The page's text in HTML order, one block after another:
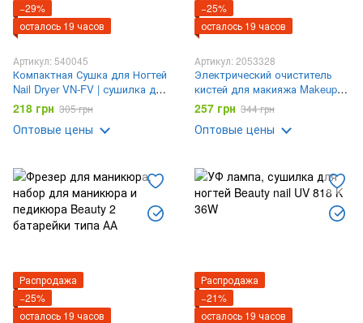
−29%
осталось 19 часов
Артикул: 540045
Компактная Сушка для Ногтей
Nail Dryer VN-FV | сушилка для
ногтей
218 грн 305 грн
Оптовые цены
−25%
осталось 19 часов
Артикул: 2053328
Электрический очиститель
кистей для макияжа Makeup
brush cleaner LY-609
инструмент для очистки
кистей
257 грн 344 грн
Оптовые цены
Распродажа
−25%
осталось 19 часов
Распродажа
−21%
осталось 19 часов